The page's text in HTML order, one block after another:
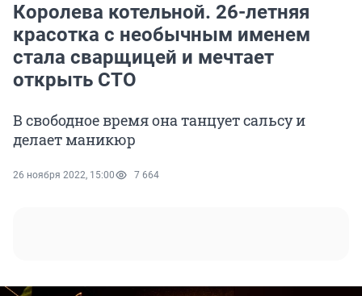
Королева котельной. 26-летняя
красотка с необычным именем
стала сварщицей и мечтает
открыть СТО
В свободное время она танцует сальсу и
делает маникюр
26 ноября 2022, 15:00 7 664